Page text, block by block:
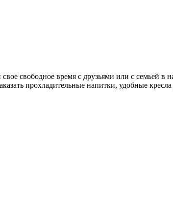
свое свободное время с друзьями или с
прохладительные напитки, удобные